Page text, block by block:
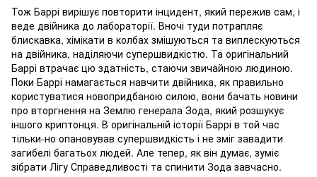
Тож Баррі вирішує повторити інцидент, який пережив сам, і
веде двійника до лабораторії. Вночі туди потрапляє
блискавка, хімікати в колбах змішуються та виплескуються
на двійника, наділяючи супершвидкістю. Та оригінальний
Баррі втрачає цю здатність, стаючи звичайною людиною.
Поки Баррі намагається навчити двійника, як правильно
користуватися новопридбаною силою, вони бачать новини
про вторгнення на Землю генерала Зода, який розшукує
іншого криптонця. В оригінальній історії Баррі в той час
тільки-но опановував супершвидкість і не зміг завадити
загибелі багатьох людей. Але тепер, як він думає, зуміє
зібрати Лігу Справедливості та спинити Зода завчасно.